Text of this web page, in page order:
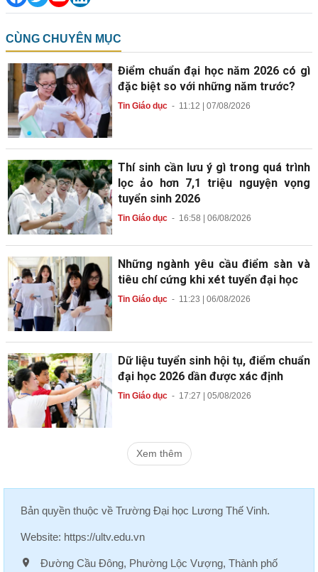
CÙNG CHUYÊN MỤC
Điểm chuẩn đại học năm 2026 có gì
đặc biệt so với những năm trước?
Tin Giáo dục- 11:12 | 07/08/2026
Thí sinh cần lưu ý gì trong quá trình
lọc ảo hơn 7,1 triệu nguyện vọng
tuyển sinh 2026
Tin Giáo dục- 16:58 | 06/08/2026
Những ngành yêu cầu điểm sàn và
tiêu chí cứng khi xét tuyển đại học
Tin Giáo dục- 11:23 | 06/08/2026
Dữ liệu tuyển sinh hội tụ, điểm chuẩn
đại học 2026 dần được xác định
Tin Giáo dục- 17:27 | 05/08/2026
Xem thêm
Bản quyền thuộc về Trường Đại học Lương Thế Vinh.
Website: https://ultv.edu.vn
Đường Cầu Đông, Phường Lộc Vượng, Thành phố